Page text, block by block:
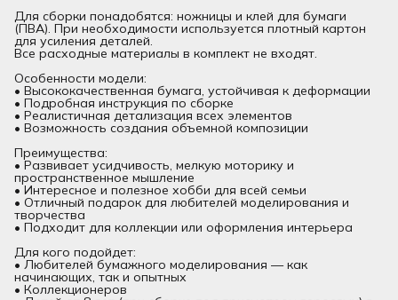
Для сборки понадобятся: ножницы и клей для бумаги
(ПВА). При необходимости используется плотный картон
для усиления деталей.
Все расходные материалы в комплект не входят.
Особенности модели:
• Высококачественная бумага, устойчивая к деформации
• Подробная инструкция по сборке
• Реалистичная детализация всех элементов
• Возможность создания объемной композиции
Преимущества:
• Развивает усидчивость, мелкую моторику и
пространственное мышление
• Интересное и полезное хобби для всей семьи
• Отличный подарок для любителей моделирования и
творчества
• Подходит для коллекции или оформления интерьера
Для кого подойдет:
• Любителей бумажного моделирования — как
начинающих, так и опытных
• Коллекционеров